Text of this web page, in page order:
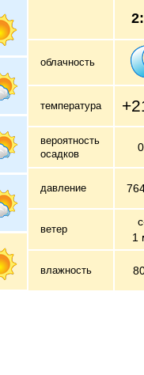
облачность
температура
вероятность
осадков
давление
ветер
1
влажность